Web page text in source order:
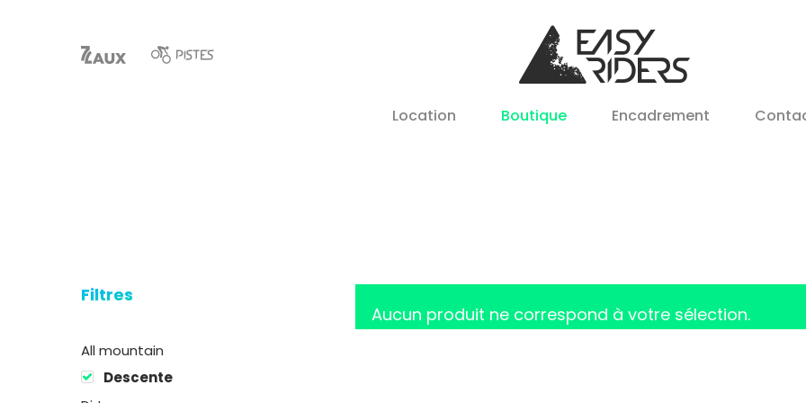
Location Boutique Encadrement
Filtres
All mountain
Descente
Aucun produit ne correspond à votre sélection.